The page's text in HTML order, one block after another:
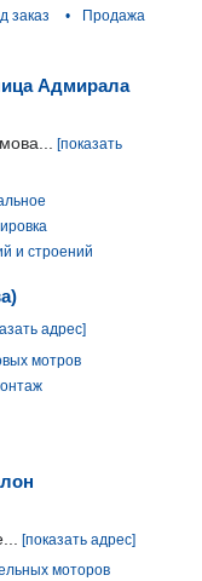
заказ •
Продажа
Адмирала
[показать
и строений
адрес]
мотров
[показать адрес]
моторов